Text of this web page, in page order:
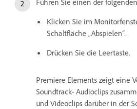
Führen Sie einen der
Klicken Sie im
Schaltfläche „Abspielen“.
Drücken Sie die Leertaste.
Premiere Elements zeigt eine
Soundtrack- Audioclips
und Videoclips darüber in der